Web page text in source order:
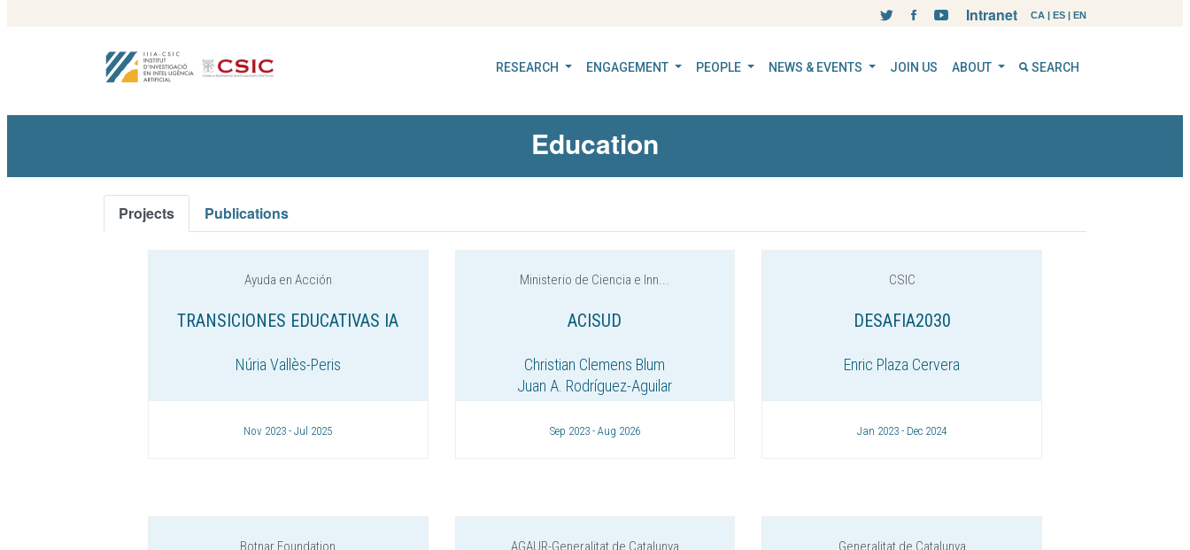
CA | ES | EN
Intranet
RESEARCH ENGAGEMENT PEOPLE NEWS & EVENTS JOIN US ABOUT SEARCH
Education
Projects Publications
Ayuda en Acción
TRANSICIONES EDUCATIVAS IA
Núria Vallès-Peris
Nov 2023 - Jul 2025
Ministerio de Ciencia e Inn...
ACISUD
Christian Clemens Blum
Juan A. Rodríguez-Aguilar
Sep 2023 - Aug 2026
CSIC
DESAFIA2030
Enric Plaza Cervera
Jan 2023 - Dec 2024
Botnar Foundation AGAUR-Generalitat de Catalunya Generalitat de Catalunya